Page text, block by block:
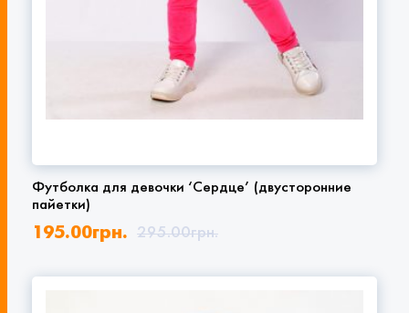
Футболка для девочки ‘Сердце’ (двусторонние
пайетки)
295.00грн.
195.00грн.